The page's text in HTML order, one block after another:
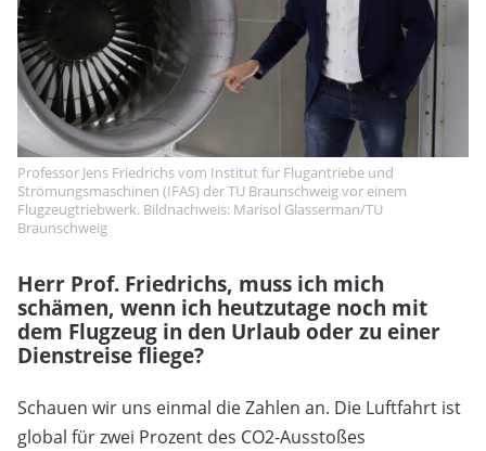
Professor Jens Friedrichs vom Institut für Flugantriebe und
Strömungsmaschinen (IFAS) der TU Braunschweig vor einem
Flugzeugtriebwerk. Bildnachweis: Marisol Glasserman/TU
Braunschweig
Herr Prof. Friedrichs, muss ich mich
schämen, wenn ich heutzutage noch mit
dem Flugzeug in den Urlaub oder zu einer
Dienstreise fliege?
Schauen wir uns einmal die Zahlen an. Die Luftfahrt ist
global für zwei Prozent des CO2-Ausstoßes